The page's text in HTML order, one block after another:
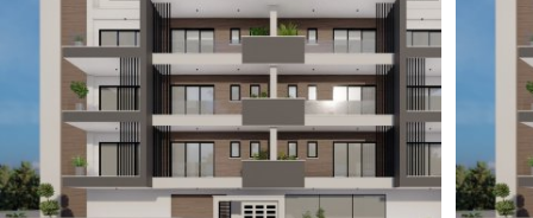
€259 000 €259